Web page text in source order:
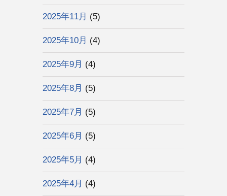
2025年11月 (5)
2025年10月 (4)
2025年9月 (4)
2025年8月 (5)
2025年7月 (5)
2025年6月 (5)
2025年5月 (4)
2025年4月 (4)